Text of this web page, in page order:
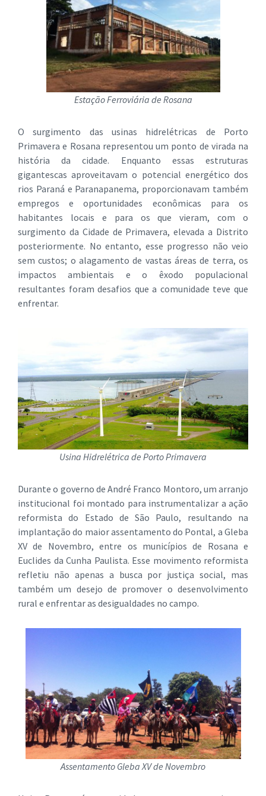
Estação Ferroviária de Rosana
O surgimento das usinas hidrelétricas de Porto
Primavera e Rosana representou um ponto de virada na
história da cidade. Enquanto essas estruturas
gigantescas aproveitavam o potencial energético dos
rios Paraná e Paranapanema, proporcionavam também
empregos e oportunidades econômicas para os
habitantes locais e para os que vieram, com o
surgimento da Cidade de Primavera, elevada a Distrito
posteriormente. No entanto, esse progresso não veio
sem custos; o alagamento de vastas áreas de terra, os
impactos ambientais e o êxodo populacional
resultantes foram desafios que a comunidade teve que
enfrentar.
Usina Hidrelétrica de Porto Primavera
Durante o governo de André Franco Montoro, um arranjo
institucional foi montado para instrumentalizar a ação
reformista do Estado de São Paulo, resultando na
implantação do maior assentamento do Pontal, a Gleba
XV de Novembro, entre os municípios de Rosana e
Euclides da Cunha Paulista. Esse movimento reformista
refletiu não apenas a busca por justiça social, mas
também um desejo de promover o desenvolvimento
rural e enfrentar as desigualdades no campo.
Assentamento Gleba XV de Novembro